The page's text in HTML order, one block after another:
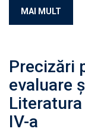
MAI MULT
Precizări
evaluare
IV-a